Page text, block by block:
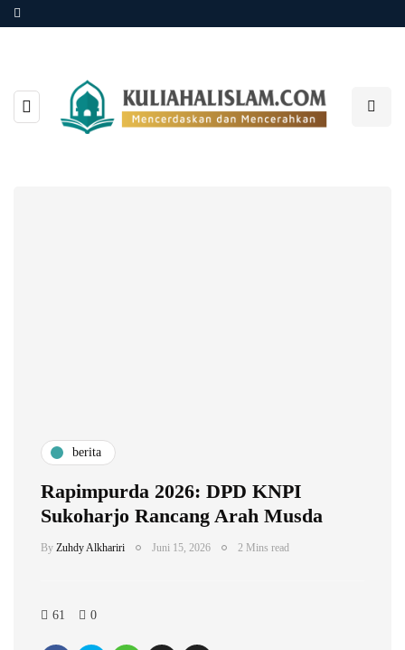
berita
Rapimpurda 2026: DPD KNPI
Sukoharjo Rancang Arah Musda
By Zuhdy Alkhariri Juni 15, 2026 2 Mins read
61 0